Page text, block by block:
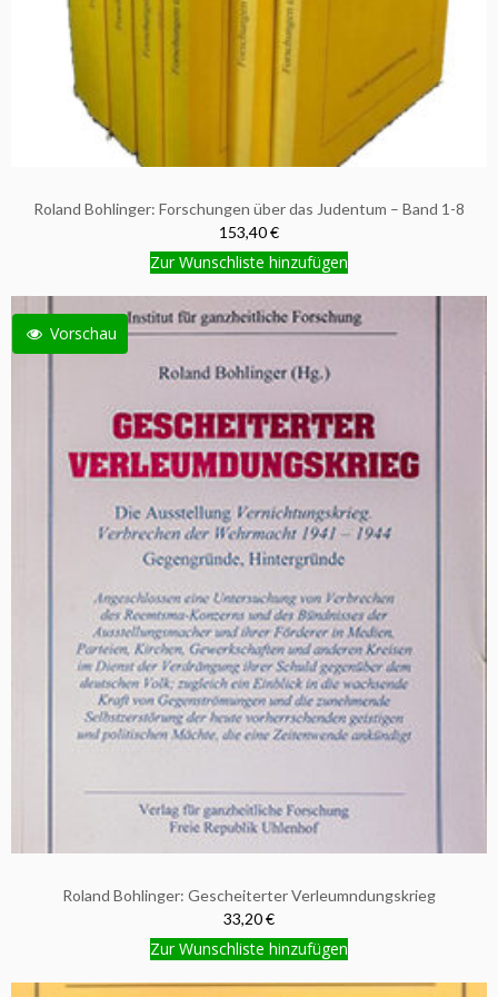
Roland Bohlinger: Forschungen über das Judentum – Band 1-8
153,40 €
Zur Wunschliste hinzufügen
Vorschau
Roland Bohlinger: Gescheiterter Verleumndungskrieg
33,20 €
Zur Wunschliste hinzufügen